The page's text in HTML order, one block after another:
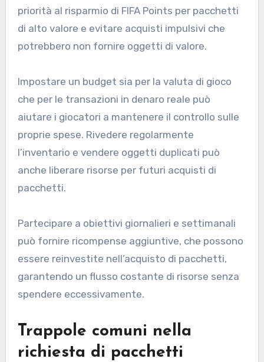
priorità al risparmio di FIFA Points per pacchetti
di alto valore e evitare acquisti impulsivi che
potrebbero non fornire oggetti di valore.
Impostare un budget sia per la valuta di gioco
che per le transazioni in denaro reale può
aiutare i giocatori a mantenere il controllo sulle
proprie spese. Rivedere regolarmente
l’inventario e vendere oggetti duplicati può
anche liberare risorse per futuri acquisti di
pacchetti.
Partecipare a obiettivi giornalieri e settimanali
può fornire ricompense aggiuntive, che possono
essere reinvestite nell’acquisto di pacchetti,
garantendo un flusso costante di risorse senza
spendere eccessivamente.
Trappole comuni nella
richiesta di pacchetti